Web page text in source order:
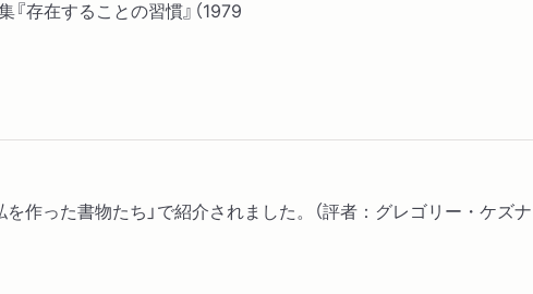
『存在することの習慣』（1979
を作った書物たち」で紹介されました。（評者：グレゴリー・ケズ